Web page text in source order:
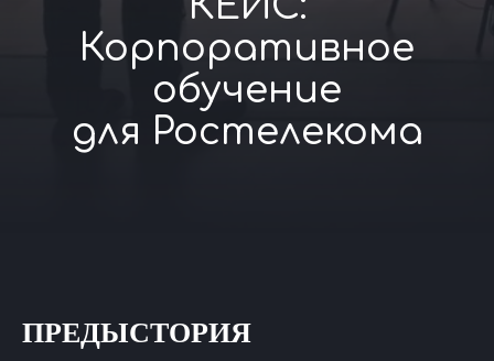
Корпоративное
обучение
для Ростелекома
ПРЕДЫСТОРИЯ